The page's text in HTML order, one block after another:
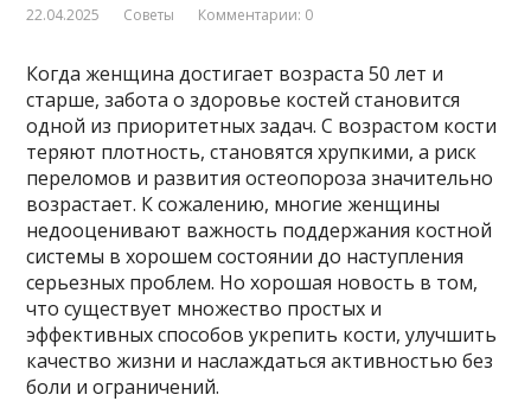
22.04.2025 Советы Комментарии: 0
Когда женщина достигает возраста 50 лет и
старше, забота о здоровье костей становится
одной из приоритетных задач. С возрастом кости
теряют плотность, становятся хрупкими, а риск
переломов и развития остеопороза значительно
возрастает. К сожалению, многие женщины
недооценивают важность поддержания костной
системы в хорошем состоянии до наступления
серьезных проблем. Но хорошая новость в том,
что существует множество простых и
эффективных способов укрепить кости, улучшить
качество жизни и наслаждаться активностью без
боли и ограничений.